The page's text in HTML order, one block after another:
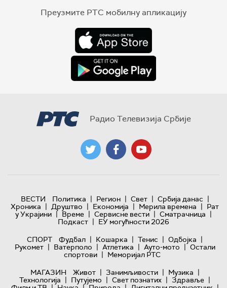
Преузмите РТС мобилну апликацију
Радио Телевизија Србије
ВЕСТИ Политика | Регион | Свет | Србија данас |
Хроника | Друштво | Економија | Мерила времена | Рат
у Украјини | Време | Сервисне вести | Сматрачница |
Подкаст | ЕУ могућности 2026
СПОРТ
Фудбал | Кошарка | Тенис | Одбојка |
Рукомет | Ватерполо | Атлетика | Ауто-мото | Остали
спортови | Меморијал РТС
МАГАЗИН
Живот | Занимљивости | Музика |
Технологијa | Путујемо | Свет познатих | Здравље |